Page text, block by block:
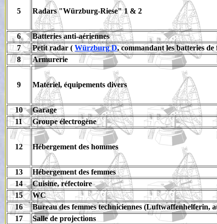
5 Radars "Würzburg-Riese" 1 & 2
6
Batteries anti-aériennes
7
Petit radar ( Würzburg D, commandant les batteries de
8
Armurerie
9 Matériel, équipements divers
10
Garage
11
Groupe électrogène
12 Hébergement des hommes
13
Hébergement des femmes
14
Cuisine, réfectoire
15
WC
16
Bureau des femmes techniciennes (Luftwaffenhelferin,
17
Salle de projections